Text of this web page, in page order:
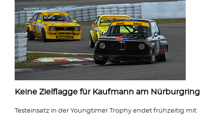
Keine Zielflagge für Kaufmann am Nürburgring
Testeinsatz in der Youngtimer Trophy endet frühzeitig mit